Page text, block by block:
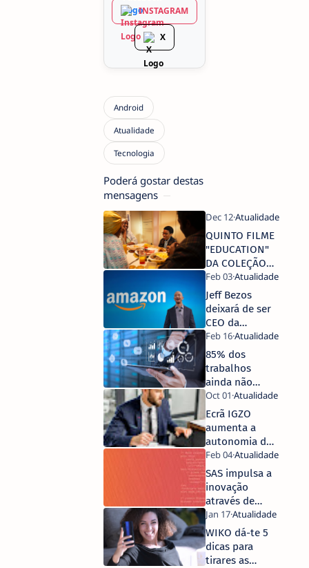
INSTAGRAM
X
Poderá gostar destas
mensagens
QUINTO FILME
"EDUCATION"
DA COLEÇÃO
"SMALL AXE"
DE STEVE
MCQUEEN
ESTREIA DIA 14
DE DEZEMBRO
PORTUGAL
Jeff Bezos
deixará de ser
CEO da
Amazon
85% dos
trabalhos
ainda não
foram
inventados:
requalificar
para o futuro
Ecrã IGZO
aumenta a
autonomia dos
portáteis
dynabook para
18.5 horas
SAS impulsa a
inovação
através de
hackathon
global
WIKO dá-te 5
dicas para
tirares as